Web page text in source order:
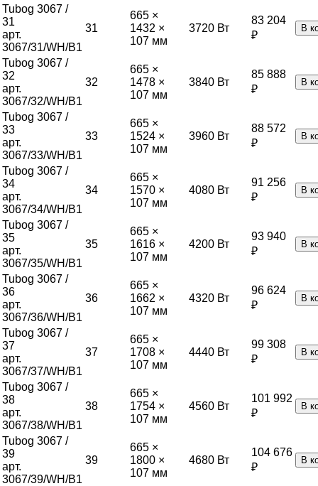
Tubog 3067 /
31
арт.
3067/31/WH/B1
31
665 ×
1432 ×
107 мм
3720 Вт
83 204
₽
В
Tubog 3067 /
32
арт.
3067/32/WH/B1
32
665 ×
1478 ×
107 мм
3840 Вт
85 888
₽
В
Tubog 3067 /
33
арт.
3067/33/WH/B1
33
665 ×
1524 ×
107 мм
3960 Вт
88 572
₽
В
Tubog 3067 /
34
арт.
3067/34/WH/B1
34
665 ×
1570 ×
107 мм
4080 Вт
91 256
₽
В
Tubog 3067 /
35
арт.
3067/35/WH/B1
35
665 ×
1616 ×
107 мм
4200 Вт
93 940
₽
В
Tubog 3067 /
36
арт.
3067/36/WH/B1
36
665 ×
1662 ×
107 мм
4320 Вт
96 624
₽
В
Tubog 3067 /
37
арт.
3067/37/WH/B1
37
665 ×
1708 ×
107 мм
4440 Вт
99 308
₽
В
Tubog 3067 /
38
арт.
3067/38/WH/B1
38
665 ×
1754 ×
107 мм
4560 Вт
101 992
₽
В
Tubog 3067 /
39
арт.
3067/39/WH/B1
39
665 ×
1800 ×
107 мм
4680 Вт
104 676
₽
В